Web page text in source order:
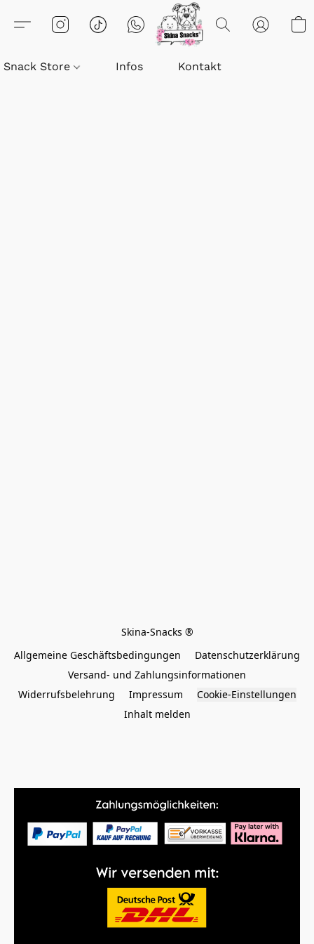
Snack Store Infos Kontakt
Allgemeine Geschäftsbedingungen
Datenschutzerklärung
Versand- und Zahlungsinformationen
Widerrufsbelehrung
Impressum
Cookie-Einstellungen
Inhalt melden